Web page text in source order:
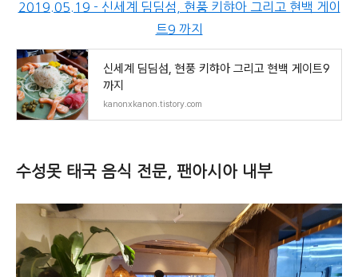
2019.05.19 - 신세계 딤딤섬, 현풍 키햐아 그리고 현백 게이
트9 까지
신세계 딤딤섬, 현풍 키햐아 그리고 현백 게이트9
까지
kanonxkanon.tistory.com
수성못 태국 음식 전문, 팬아시아 내부